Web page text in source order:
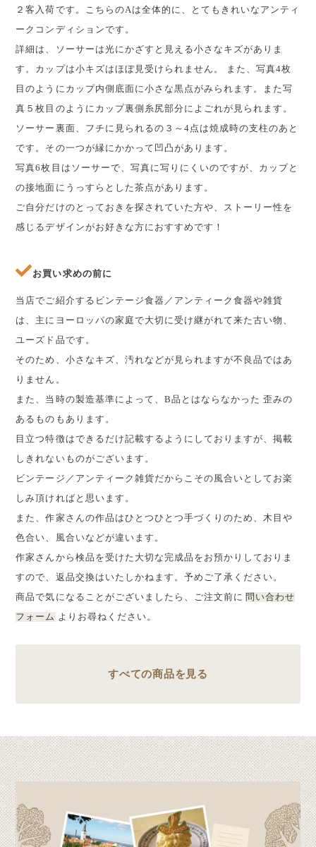
２客入荷です。こちらのAは全体的に、とてもきれいなアンティ
ークコンディションです。
詳細は、ソーサーは光にかざすと見える小さなキズがありま
す。カップは小キズはほぼ見受けられません。 また、写真4枚
目のようにカップ内側底面に小さな黒点がみられます。また写
真５枚目のようにカップ裏側糸尻部分によごれが見られます。
ソーサー裏面、フチに見られるの３～4点は焼成時の支柱のあと
です。その一つが縁にかかって凹凸があります。
写真6枚目はソーサーで、写真に写りにくいのですが、カップと
の接地面にうっすらとした茶点があります。
ご自分だけのとっておきを探されていた方や、ストーリー性を
感じるデザインがお好きな方におすすめです！
お買い求めの前に
当店でご紹介するビンテージ食器／アンティーク食器や雑貨
は、主にヨーロッパの家庭で大切に受け継がれて来た古い物、
ユーズド品です。
そのため、小さなキズ、汚れなどが見られますが不良品ではあ
りません。
また、当時の製造基準によって、B品とはならなかった 歪みの
あるものもあります。
目立つ特徴はできるだけ記載するようにしておりますが、掲載
しきれないものがございます。
ビンテージ／アンティーク雑貨だからこその風合いとしてお楽
しみ頂ければと思います。
また、作家さんの作品はひとつひとつ手づくりのため、木目や
色合い、風合いなどが違います。
作家さんから検品を受けた大切な完成品をお預かりしておりま
すので、返品交換はいたしかねます。予めご了承ください。
商品で気になることがございましたら、ご注文前に 問い合わせ
フォーム よりお尋ねください。
すべての商品を見る